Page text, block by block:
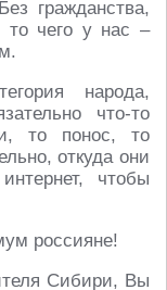
гражданства,
то чего у нас –
народа,
что-то
то понос, то
откуда они
чтобы
россияне!
Сибири, Вы